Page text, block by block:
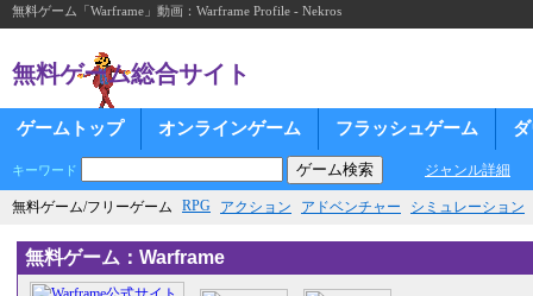
無料ゲーム「Warframe」動画：Warframe Profile - Nekros
無料ゲーム総合サイト
ゲームトップ オンラインゲーム フラッシュゲーム
キーワード ジャンル詳細
無料ゲーム/フリーゲーム RPG アクション アドベンチャー シミュレーション
無料ゲーム：Warframe